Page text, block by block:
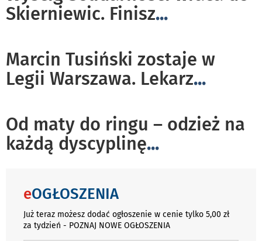
Skierniewic. Finisz...
Marcin Tusiński zostaje w
Legii Warszawa. Lekarz...
Od maty do ringu – odzież na
każdą dyscyplinę...
eOGŁOSZENIA
Już teraz możesz dodać ogłoszenie w cenie tylko 5,00 zł
za tydzień - POZNAJ NOWE OGŁOSZENIA